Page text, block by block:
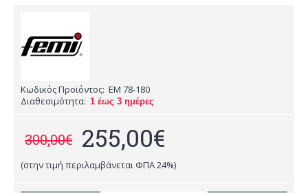
Κωδικός Προϊόντος: EM 78-180
Διαθεσιμότητα: 1 έως 3 ημέρες
300,00€ 255,00€
(στην τιμή περιλαμβάνεται ΦΠΑ 24%)